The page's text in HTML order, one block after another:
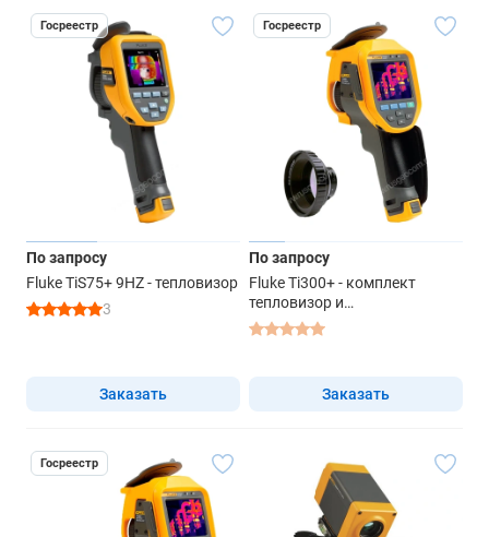
Госреестр
По запросу
Fluke TiS75+ 9HZ - тепловизор
3
Заказать
Госреестр
По запросу
Fluke Ti300+ - комплект
тепловизор и
интеллектуальный
телеобъектив
Fluke-LENS/TELE2 12° x 9°
Заказать
Госреестр